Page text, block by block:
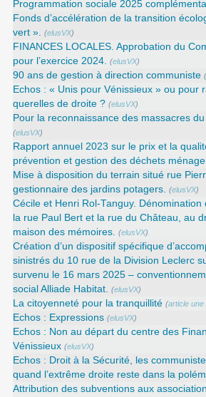
Programmation sociale 2025
Fonds d’accélération de la transition
vert ». (elusVX)
FINANCES LOCALES. Approbation du
pour l’exercice 2024. (elusVX)
90 ans de gestion à direction communiste
Echos : « Unis pour Vénissieux » ou pour
querelles de droite ? (elusVX)
Pour la reconnaissance des massacres
(elusVX)
Rapport annuel 2023 sur le prix et la
prévention et gestion des déchets
Mise à disposition du terrain situé rue
gestionnaire des jardins potagers. (elusVX)
Cécile et Henri Rol-Tanguy.
la rue Paul Bert et la rue du Château, au
maison des mémoires. (elusVX)
Création d’un dispositif spécifique
sinistrés du 10 rue de la Division Leclerc
survenu le 16 mars 2025 –
social Alliade Habitat. (elusVX)
La citoyenneté pour la tranquillité (article une
Echos : Expressions (elusVX)
Echos : Non au départ du centre des
Vénissieux (elusVX)
Echos : Droit à la Sécurité, les
quand l’extrême droite reste dans la
Attribution des subventions aux